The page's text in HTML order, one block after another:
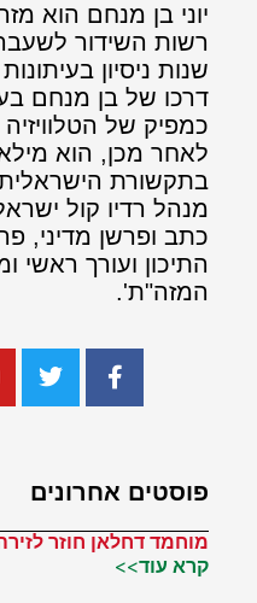
יוני בן מנחם הוא
רשות השידור
שנות ניסיון
דרכו של בן מנחם
כמפיק של
לאחר מכן, הוא
בתקשורת
מנהל רדיו קול
כתב ופרשן מדיני,
התיכון ועורך ראשי
המזה"ת'.
פוסטים אחרונים
מוחמד דחלאן חוזר
קרא עוד>>